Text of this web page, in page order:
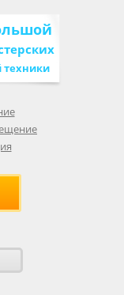
техники